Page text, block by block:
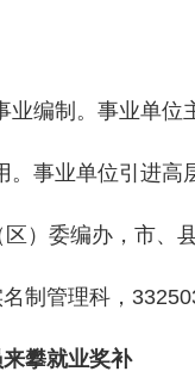
制。事业单位
业单位引进高
）委编办，市、
管理科，
攀就业奖补